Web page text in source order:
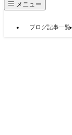
メニュー
ブログ記事一覧